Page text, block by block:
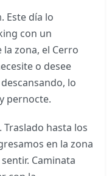
Este día lo
con un
zona, el Cerro
o desee
lo
pernocte.
Traslado hasta los
en la zona
Caminata